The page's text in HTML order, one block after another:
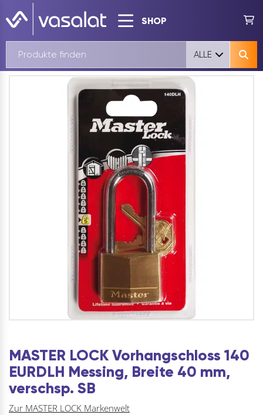
SHOP
ALLE
MASTER LOCK Vorhangschloss 140
EURDLH Messing, Breite 40 mm,
verschsp. SB
Zur MASTER LOCK Markenwelt